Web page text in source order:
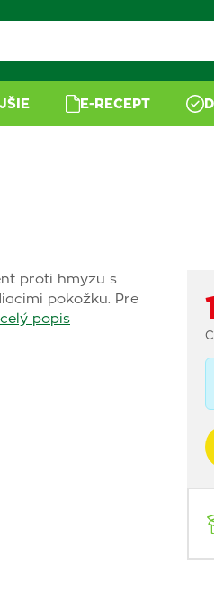
E-RECEPT
proti hmyzu s
pokožku. Pre
popis